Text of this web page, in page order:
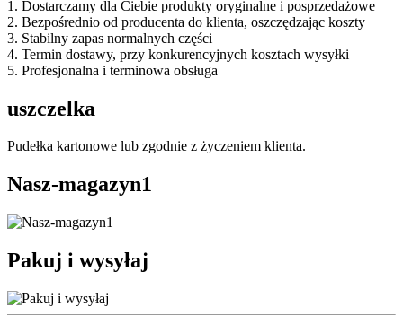
1. Dostarczamy dla Ciebie produkty oryginalne i posprzedażowe
2. Bezpośrednio od producenta do klienta, oszczędzając koszty
3. Stabilny zapas normalnych części
4. Termin dostawy, przy konkurencyjnych kosztach wysyłki
5. Profesjonalna i terminowa obsługa
uszczelka
Pudełka kartonowe lub zgodnie z życzeniem klienta.
Nasz-magazyn1
Pakuj i wysyłaj